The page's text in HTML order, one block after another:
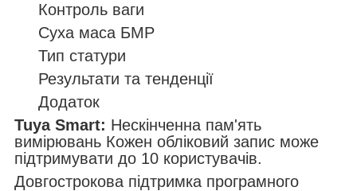
Контроль ваги
Суха маса БМР
Тип статури
Результати та тенденції
Додаток
Tuya Smart: Нескінченна пам'ять
вимірювань Кожен обліковий запис може
підтримувати до 10 користувачів.
Довгострокова підтримка програмного